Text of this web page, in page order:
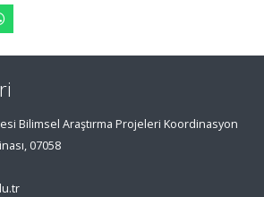
Bilimsel Araştırma Projeleri Koordinasyon
07058